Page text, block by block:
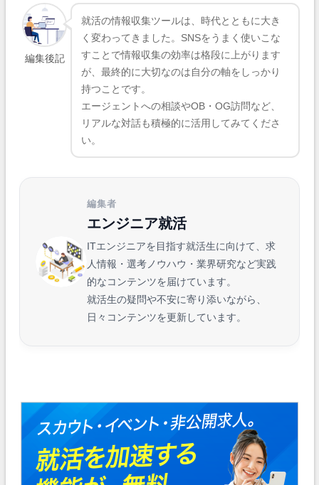
編集後記
就活の情報収集ツールは、時代とともに大き
く変わってきました。SNSをうまく使いこな
すことで情報収集の効率は格段に上がります
が、最終的に大切なのは自分の軸をしっかり
持つことです。
エージェントへの相談やOB・OG訪問など、
リアルな対話も積極的に活用してみてくださ
い。
編集者
エンジニア就活
ITエンジニアを目指す就活生に向けて、求
人情報・選考ノウハウ・業界研究など実践
的なコンテンツを届けています。
就活生の疑問や不安に寄り添いながら、
日々コンテンツを更新しています。